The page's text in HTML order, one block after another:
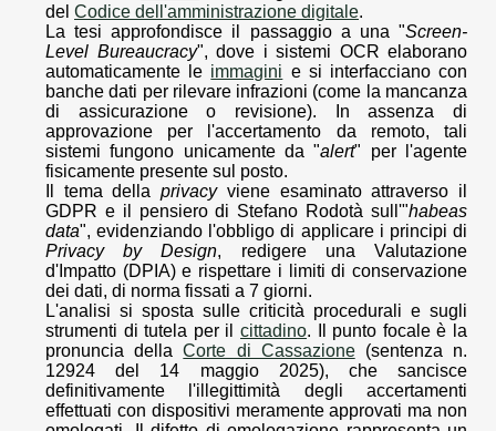
del Codice dell'amministrazione digitale.
La tesi approfondisce il passaggio a una "Screen-
Level Bureaucracy", dove i sistemi OCR elaborano
automaticamente le immagini e si interfacciano con
banche dati per rilevare infrazioni (come la mancanza
di assicurazione o revisione). In assenza di
approvazione per l'accertamento da remoto, tali
sistemi fungono unicamente da "alert" per l'agente
fisicamente presente sul posto.
Il tema dellaprivacyviene esaminato attraverso il
GDPR e il pensiero di Stefano Rodotà sull'"habeas
data", evidenziando l'obbligo di applicare i principi di
Privacy by Design, redigere una Valutazione
d'Impatto (DPIA) e rispettare i limiti di conservazione
dei dati, di norma fissati a 7 giorni.
L'analisi si sposta sulle criticità procedurali e sugli
strumenti di tutela per il cittadino. Il punto focale è la
pronuncia dellaCorte di Cassazione(sentenza n.
12924 del 14 maggio 2025), che sancisce
definitivamente l'illegittimità degli accertamenti
effettuati con dispositivi meramente approvati ma non